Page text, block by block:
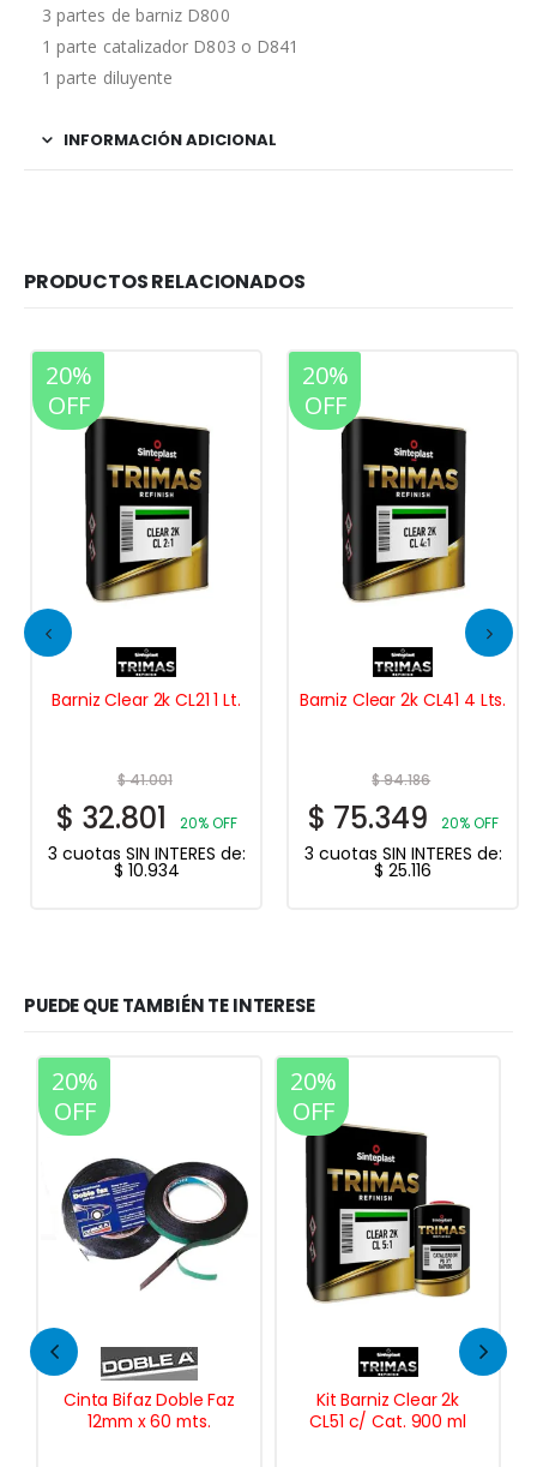
3 partes de barniz D800
1 parte catalizador D803 o D841
1 parte diluyente
INFORMACIÓN ADICIONAL
PRODUCTOS RELACIONADOS
20%
OFF
Barniz Clear 2k CL21 1 Lt.
$41.001
$ 32.801 20% OFF
3 cuotas SIN INTERES de:
$ 10.934
20%
OFF
Barniz Clear 2k CL41 4 Lts.
$94.186
$ 75.349 20% OFF
3 cuotas SIN INTERES de:
$ 25.116
PUEDE QUE TAMBIÉN TE INTERESE
20%
OFF
Cinta Bifaz Doble Faz
12mm x 60 mts.
20%
OFF
Kit Barniz Clear 2k
CL51 c/ Cat. 900 ml